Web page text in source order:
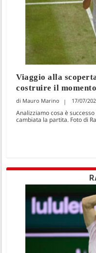
Viaggio alla
costruire il
Mauro Marino 17/07/
Analizziamo cosa è
cambiata la partita. Foto di